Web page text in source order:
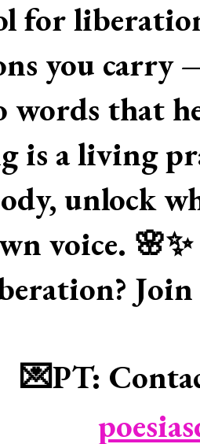
for
you carry
that
is a living
unlock
voice.
Join
💌PT: